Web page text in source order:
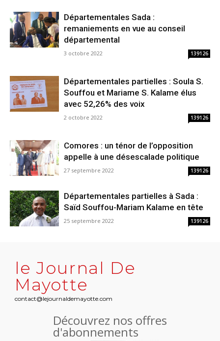
Départementales Sada :
remaniements en vue au conseil
départemental
3 octobre 2022 139126
Départementales partielles : Soula S.
Souffou et Mariame S. Kalame élus
avec 52,26% des voix
2 octobre 2022 139126
Comores : un ténor de l’opposition
appelle à une désescalade politique
27 septembre 2022 139126
Départementales partielles à Sada :
Saïd Souffou-Mariam Kalame en tête
25 septembre 2022 139126
le Journal De
Mayotte
contact@lejournaldemayotte.com
Découvrez nos offres
d'abonnements